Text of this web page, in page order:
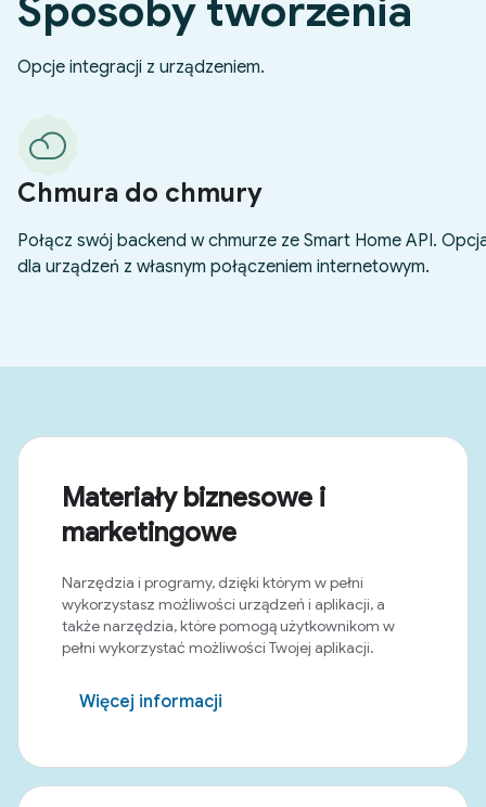
Materiały biznesowe i
marketingowe
Narzędzia i programy, dzięki którym w pełni
wykorzystasz możliwości urządzeń i aplikacji, a
także narzędzia, które pomogą użytkownikom w
pełni wykorzystać możliwości Twojej aplikacji.
Więcej informacji